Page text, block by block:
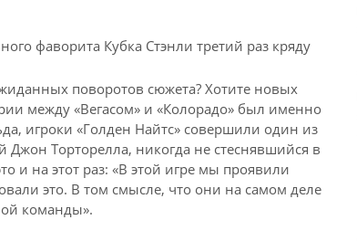
поворотов сюжета? Хотите новых
между «Вегасом» и «Колорадо» был именно
игроки «Голден Найтс» совершили один из
Торторелла, никогда не стеснявшийся в
и на этот раз: «В этой игре мы проявили
это. В том смысле, что они на самом деле
команды».